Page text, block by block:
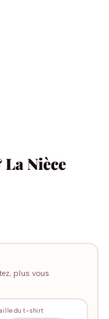
Nièce
plus vous
du t-shirt